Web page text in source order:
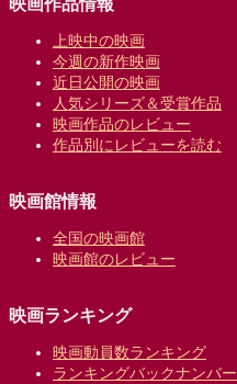
上映中の映画
今週の新作映画
近日公開の映画
人気シリーズ＆受賞作品
映画作品のレビュー
作品別にレビューを読む
映画館情報
全国の映画館
映画館のレビュー
映画ランキング
映画動員数ランキング
ランキングバックナンバー